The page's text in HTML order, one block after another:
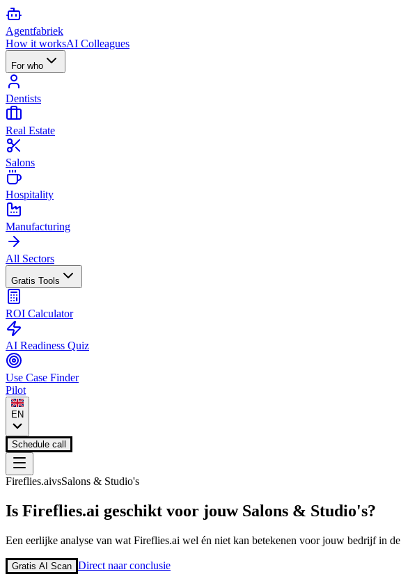
Agentfabriek
How it worksAI Colleagues
For who
Dentists
Real Estate
Salons
Hospitality
Manufacturing
All Sectors
Gratis Tools
ROI Calculator
AI Readiness Quiz
Use Case Finder
Pilot
EN
Schedule call
Fireflies.aivsSalons & Studio's
Is Fireflies.ai geschikt voor jouw Salons & Studio's?
Een eerlijke analyse van wat Fireflies.ai wel én niet kan betekenen voor jouw bedrijf in de
Gratis AI Scan Direct naar conclusie